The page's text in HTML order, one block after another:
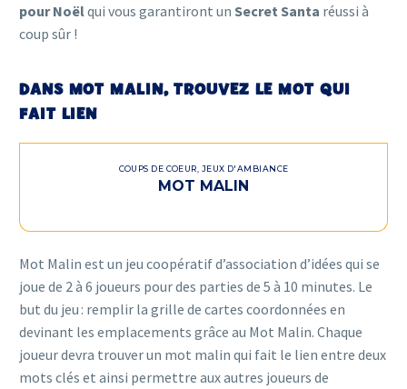
pour Noëlqui vous garantiront un Secret Santa réussi à
coup sûr !
DANS MOT MALIN, TROUVEZ LE MOT QUI
FAIT LIEN
COUPS DE COEUR JEUX D'AMBIANCE
MOT MALIN
Mot Malin est un jeu coopératif d’association d’idées qui se
joue de 2 à 6 joueurs pour des parties de 5 à 10 minutes. Le
but du jeu : remplir la grille de cartes coordonnées en
devinant les emplacements grâce au Mot Malin. Chaque
joueur devra trouver un mot malin qui fait le lien entre deux
mots clés et ainsi permettre aux autres joueurs de